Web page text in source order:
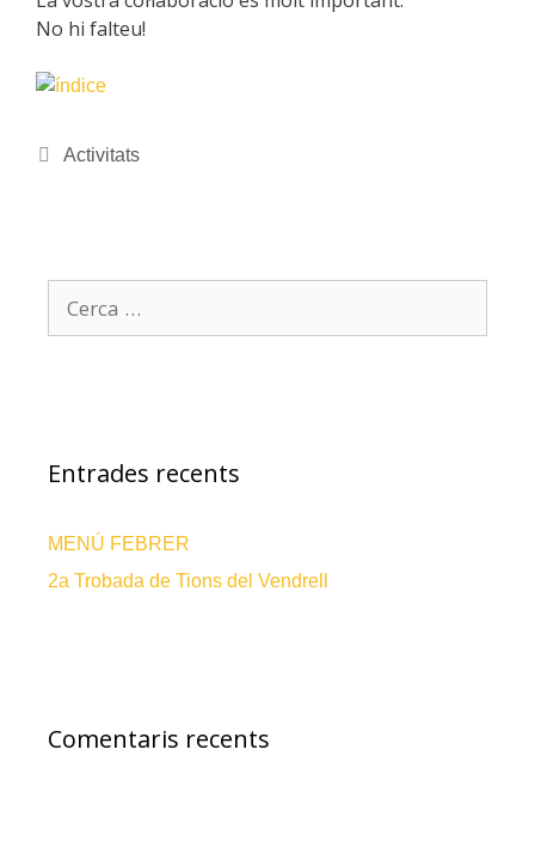
No hi falteu!
Activitats
Entrades recents
MENÚ FEBRER
2a Trobada de Tions del Vendrell
Comentaris recents